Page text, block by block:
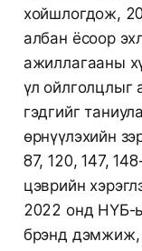
хойшлогдож,
албан ёсоор
ажиллагааны
үл ойлголцлыг
гэдгийг
өрнүүлэхийн
87, 120, 147,
цэврийн
2022 онд НҮБ-
брэнд дэмжиж,